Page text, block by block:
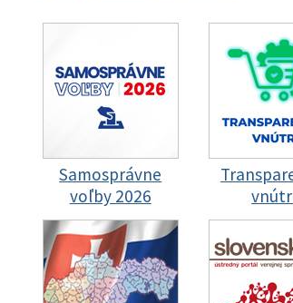
Samosprávne
voľby 2026